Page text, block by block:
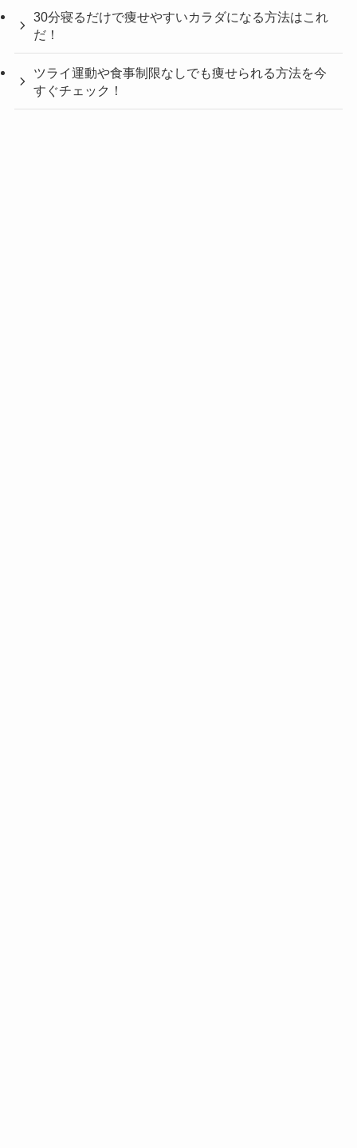
30分寝るだけで痩せやすいカラダになる方法はこれ
だ！
ツライ運動や食事制限なしでも痩せられる方法を今
すぐチェック！